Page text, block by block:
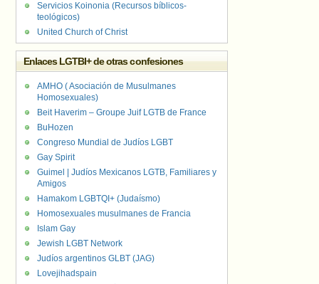
Servicios Koinonia (Recursos bíblicos-
teológicos)
United Church of Christ
Enlaces LGTBI+ de otras confesiones
AMHO ( Asociación de Musulmanes
Homosexuales)
Beit Haverim – Groupe Juif LGTB de France
BuHozen
Congreso Mundial de Judíos LGBT
Gay Spirit
Guimel | Judíos Mexicanos LGTB, Familiares y
Amigos
Hamakom LGBTQI+ (Judaísmo)
Homosexuales musulmanes de Francia
Islam Gay
Jewish LGBT Network
Judíos argentinos GLBT (JAG)
Lovejihadspain